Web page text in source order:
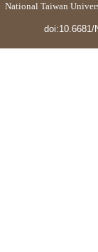
National Taiwan
doi:10.6681/